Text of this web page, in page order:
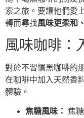
索之旅。要讓他們愛
轉而尋找風味更柔和
風味咖啡：
對於不習慣黑咖啡的
在咖啡中加入天然香
體驗。
焦糖風味： 焦